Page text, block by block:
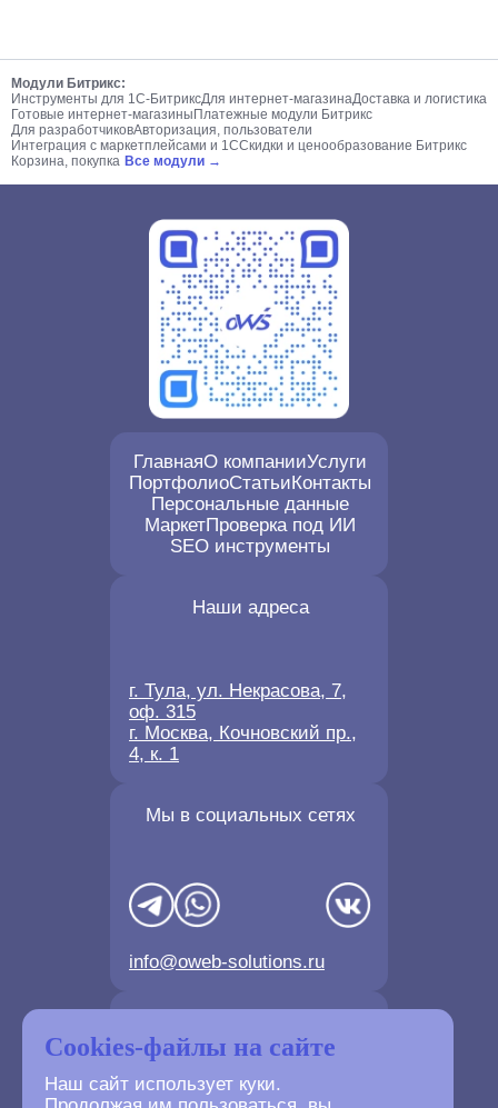
Cookies-файлы на сайте
Наш сайт использует куки.
Модули Битрикс:
Инструменты для 1С-БитриксДля интернет-магазинаДоставка и логистика
Готовые интернет-магазины Платежные модули Битрикс
Для разработчиковАвторизация, пользователи
Интеграция с маркетплейсами и 1ССкидки и ценообразование Битрикс
Корзина, покупка Все модули →
ГлавнаяО компанииУслуги
ПортфолиоСтатьиКонтакты
Персональные данные
МаркетПроверка под ИИ
SEO инструменты
Мы в социальных сетях
info@oweb-solutions.ru
Наши адреса
г. Тула, ул. Некрасова, 7,
оф. 315
г. Москва, Кочновский пр.,
4, к. 1